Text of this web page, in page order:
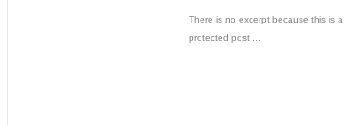
There is no excerpt because this is a
protected post....